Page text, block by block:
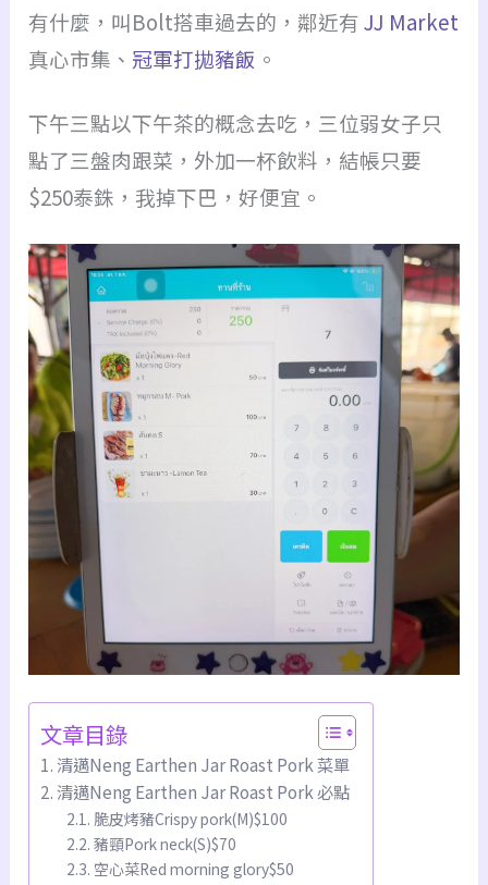
有什麼，叫Bolt搭車過去的，鄰近有JJ Market
真心市集、 冠軍打拋豬飯 。
下午三點以下午茶的概念去吃，三位弱女子只
點了三盤肉跟菜，外加一杯飲料，結帳只要
$250泰銖，我掉下巴，好便宜。
文章目錄
清邁Neng Earthen Jar Roast Pork 菜單
清邁Neng Earthen Jar Roast Pork 必點
脆皮烤豬Crispy pork(M)$100
豬頸Pork neck(S)$70
空心菜Red morning glory$50